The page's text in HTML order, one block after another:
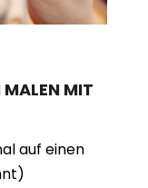
MALEN MIT
auf einen